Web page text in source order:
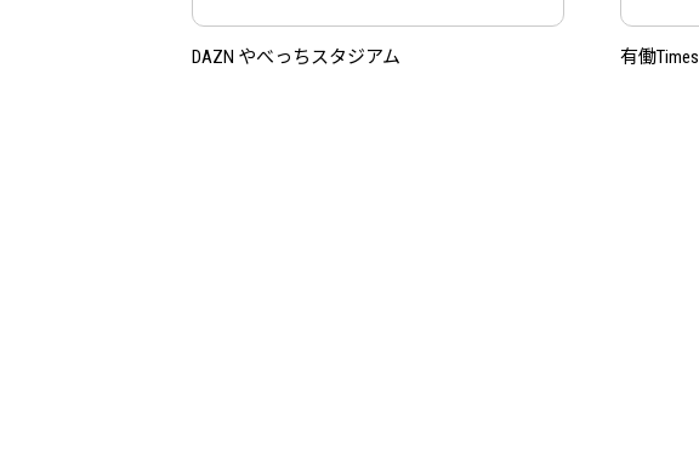
DAZN やべっちスタジアム 有働Times